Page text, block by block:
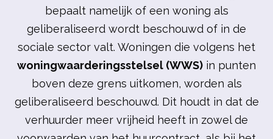
bepaalt namelijk of een woning als
geliberaliseerd wordt beschouwd of in de
sociale sector valt. Woningen die volgens het
woningwaarderingsstelsel (WWS) in punten
boven deze grens uitkomen, worden als
geliberaliseerd beschouwd. Dit houdt in dat de
verhuurder meer vrijheid heeft in zowel de